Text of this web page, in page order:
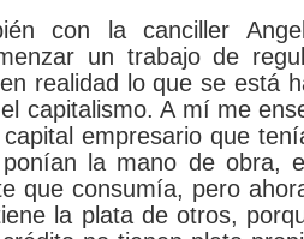
con la canciller
un trabajo de
realidad lo que se está
capitalismo. A mí me
empresario que
la mano de obra,
que consumía, pero
la plata de otros,